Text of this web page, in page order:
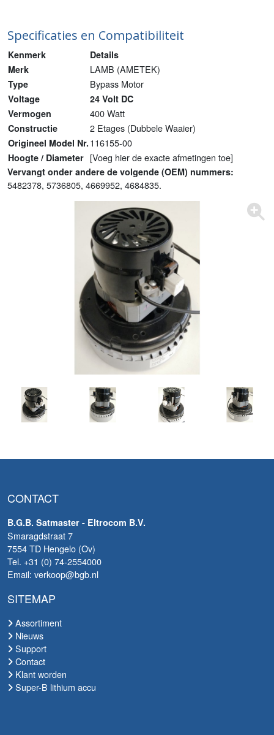
Specificaties en Compatibiliteit
Kenmerk
Details
Merk
LAMB (AMETEK)
Type Bypass Motor
Voltage
24 Volt DC
Vermogen
400 Watt
Constructie 2 Etages (Dubbele Waaier)
Origineel Model Nr. 116155-00
Hoogte / Diameter [Voeg hier de exacte afmetingen toe]
Vervangt onder andere de volgende (OEM) nummers:
5482378, 5736805, 4669952, 4684835.
CONTACT
B.G.B. Satmaster - Eltrocom B.V.
Smaragdstraat 7
7554 TD Hengelo (Ov)
Tel. +31 (0) 74-2554000
Email: verkoop@bgb.nl
SITEMAP
Assortiment
Nieuws
Support
Contact
Klant worden
Super-B lithium accu